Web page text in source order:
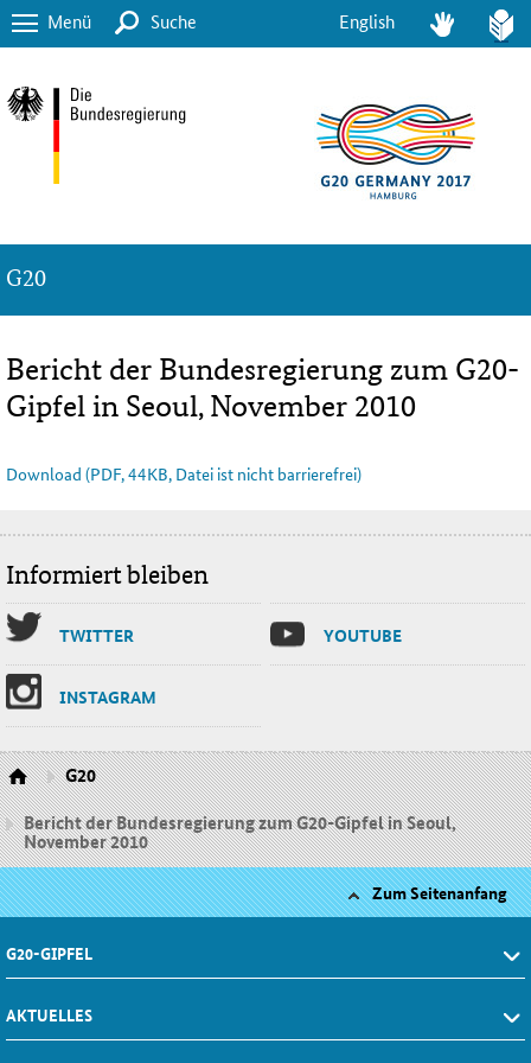
Menü Suche English
G20
Bericht der Bundesregierung zum G20-
Gipfel in Seoul, November 2010
Download (PDF, 44KB, Datei ist nicht barrierefrei)
Informiert bleiben
TWIT­TER YOU­TU­BE
INS­TA­GRAM
G20
Bericht der Bundesregierung zum G20-Gipfel in Seoul,
November 2010
Zum Seitenanfang
G20-GIPFEL
AKTUELLES